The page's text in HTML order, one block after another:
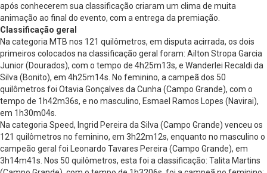
após conhecerem sua classificação criaram um clima de muita
animação ao final do evento, com a entrega da premiação.
Classificação geral
Na categoria MTB nos 121 quilômetros, em disputa acirrada, os dois
primeiros colocados na classificação geral foram: Ailton Stropa Garcia
Junior (Dourados), com o tempo de 4h25m13s, e Wanderlei Recaldi da
Silva (Bonito), em 4h25m14s. No feminino, a campeã dos 50
quilômetros foi Otavia Gonçalves da Cunha (Campo Grande), com o
tempo de 1h42m36s, e no masculino, Esmael Ramos Lopes (Navirai),
em 1h30m04s.
Na categoria Speed, Ingrid Pereira da Silva (Campo Grande) venceu os
121 quilômetros no feminino, em 3h22m12s, enquanto no masculino o
campeão geral foi Leonardo Tavares Pereira (Campo Grande), em
3h14m41s. Nos 50 quilômetros, esta foi a classificação: Talita Martins